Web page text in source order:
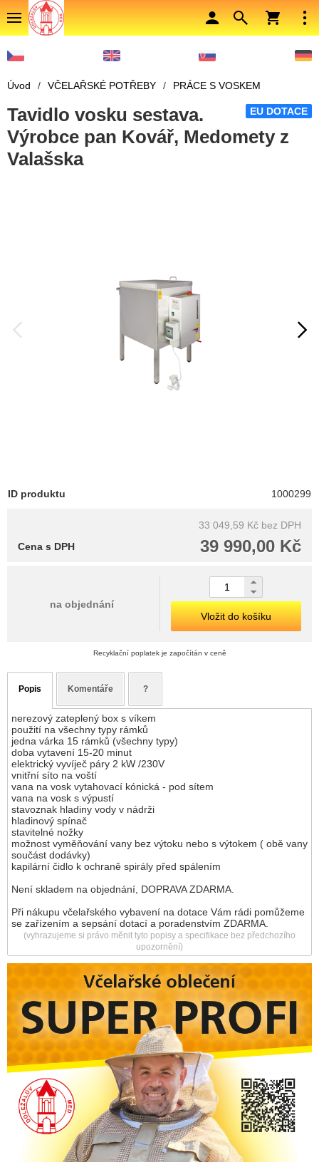
Úvod / VČELAŘSKÉ POTŘEBY / PRÁCE S VOSKEM
EU DOTACE
Tavidlo vosku sestava.
Výrobce pan Kovář, Medomety z
Valašska
ID produktu 1000299
33 049,59 Kč bez DPH
39 990,00 Kč
Cena s DPH
na objednání
Vložit do košíku
Recyklační poplatek je započítán v ceně
Popis Komentáře ?
nerezový zateplený box s víkem
použití na všechny typy rámků
jedna várka 15 rámků (všechny typy)
doba vytavení 15-20 minut
elektrický vyvíječ páry 2 kW /230V
vnitřní síto na voští
vana na vosk vytahovací kónická - pod sítem
vana na vosk s výpustí
stavoznak hladiny vody v nádrži
hladinový spínač
stavitelné nožky
možnost vyměňování vany bez výtoku nebo s výtokem ( obě vany
součást dodávky)
kapilární čidlo k ochraně spirály před spálením
Není skladem na objednání, DOPRAVA ZDARMA.
Při nákupu včelařského vybavení na dotace Vám rádi pomůžeme
se zařízením a sepsání dotací a poradenstvím ZDARMA.
(vyhrazujeme si právo měnit tyto popisy a specifikace bez předchozího
upozornění)